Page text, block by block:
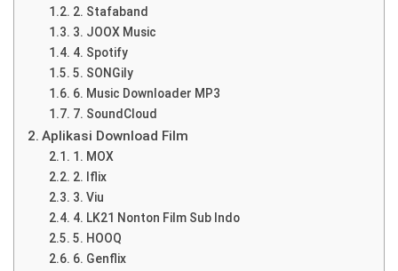
2. Stafaband
3. JOOX Music
4. Spotify
5. SONGily
6. Music Downloader MP3
7. SoundCloud
Aplikasi Download Film
1. MOX
2. Iflix
3. Viu
4. LK21 Nonton Film Sub Indo
5. HOOQ
6. Genflix